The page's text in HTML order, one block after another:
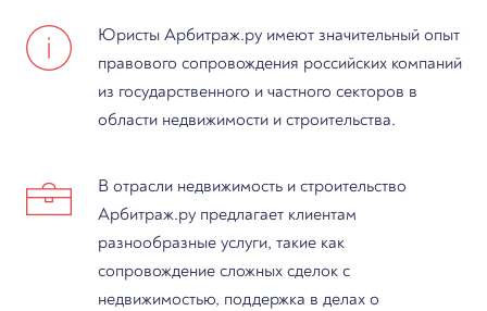
Юристы Арбитраж.ру имеют значительный опыт
правового сопровождения российских компаний
из государственного и частного секторов в
области недвижимости и строительства.
В отрасли недвижимость и строительство
Арбитраж.ру предлагает клиентам
разнообразные услуги, такие как
сопровождение сложных сделок с
недвижимостью, поддержка в делах о